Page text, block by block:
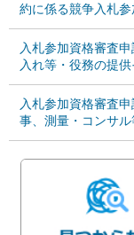
約に係る競争入札
入札参加資格審査
入れ等・役務の提供
入札参加資格審査
事、測量・コンサル